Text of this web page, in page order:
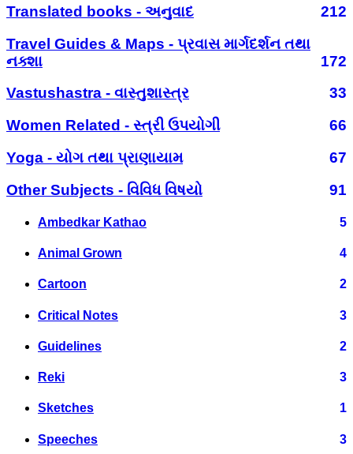
Translated books - અનુવાદ
212
Travel Guides & Maps - પ્રવાસ માર્ગદર્શન તથા
નક્શા
172
Vastushastra - વાસ્તુશાસ્ત્ર
33
Women Related - સ્ત્રી ઉપયોગી
66
Yoga - યોગ તથા પ્રાણાયામ
67
Other Subjects - વિવિધ વિષયો
91
Ambedkar Kathao 5
Animal Grown 4
Cartoon 2
Critical Notes 3
Guidelines 2
Reki 3
Sketches 1
Speeches 3